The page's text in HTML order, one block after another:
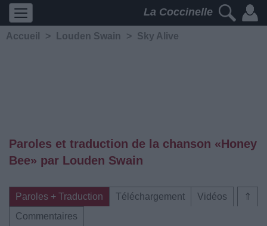
La Coccinelle
Accueil > Louden Swain > Sky Alive
Paroles et traduction de la chanson «Honey
Bee» par Louden Swain
⇑
Paroles + Traduction Téléchargement
Vidéos
Commentaires